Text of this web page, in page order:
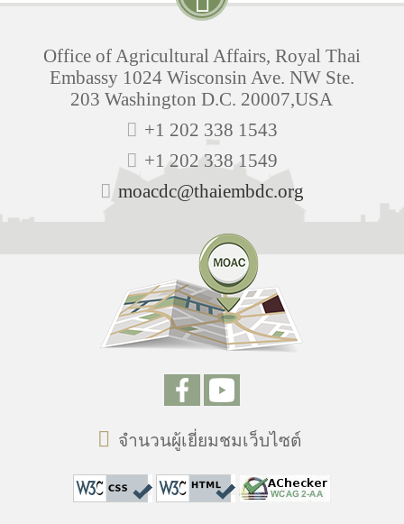
Office of Agricultural Affairs, Royal Thai
Embassy 1024 Wisconsin Ave. NW Ste.
203 Washington D.C. 20007,USA
+1 202 338 1543
+1 202 338 1549
moacdc@thaiembdc.org
จำนวนผู้เยี่ยมชมเว็บไซต์